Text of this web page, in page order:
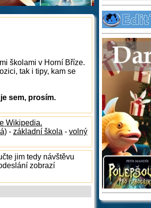
školami v Horní Bříze.
tak i tipy, kam se
sem, prosím.
Wikipedia.
- základní škola - volný
jim tedy návštěvu
zobrazí